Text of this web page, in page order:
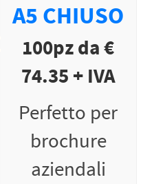
A5 CHIUSO
100pz da €
74.35 + IVA
Perfetto per
brochure
aziendali